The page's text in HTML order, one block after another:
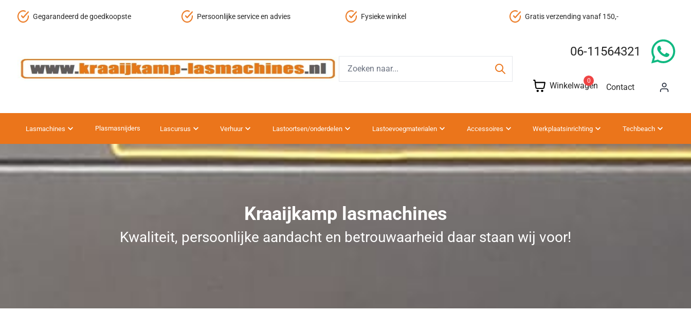
Gegarandeerd de goedkoopste Persoonlijke service en advies Fysieke winkel Gratis verzending vanaf 150,-
06-11564321
Winkelwagen
0
Contact
Lasmachines Plasmasnijders Lascursus Verhuur Lastoortsen/onderdelen Lastoevoegmaterialen Accessoires Werkplaatsinrichting Techbeach
Kraaijkamp lasmachines
Kwaliteit, persoonlijke aandacht en betrouwaarheid daar staan wij voor!